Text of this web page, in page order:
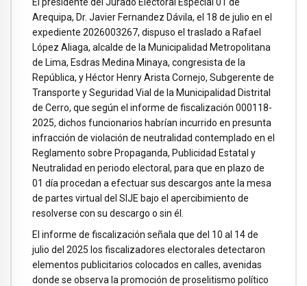
Arequipa, Dr. Javier Fernandez Dávila, el 18 de julio en el
expediente 2026003267, dispuso el traslado a Rafael
López Aliaga, alcalde de la Municipalidad Metropolitana
de Lima, Esdras Medina Minaya, congresista de la
República, y Héctor Henry Arista Cornejo, Subgerente de
Transporte y Seguridad Vial de la Municipalidad Distrital
de Cerro, que según el informe de fiscalización 000118-
2025, dichos funcionarios habrían incurrido en presunta
infracción de violación de neutralidad contemplado en el
Reglamento sobre Propaganda, Publicidad Estatal y
Neutralidad en periodo electoral, para que en plazo de
01 día procedan a efectuar sus descargos ante la mesa
de partes virtual del SIJE bajo el apercibimiento de
resolverse con su descargo o sin él.
El informe de fiscalización señala que del 10 al 14 de
julio del 2025 los fiscalizadores electorales detectaron
elementos publicitarios colocados en calles, avenidas
donde se observa la promoción de proselitismo político